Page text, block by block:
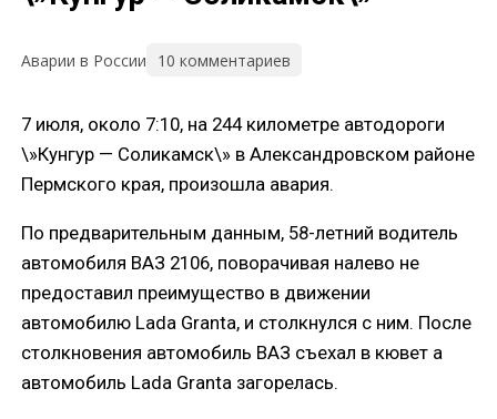
Аварии в России 10 комментариев
7 июля, около 7:10, на 244 километре автодороги
\»Кунгур — Соликамск\» в Александровском районе
Пермского края, произошла авария.
По предварительным данным, 58-летний водитель
автомобиля ВАЗ 2106, поворачивая налево не
предоставил преимущество в движении
автомобилю Lada Granta, и столкнулся с ним. После
столкновения автомобиль ВАЗ съехал в кювет а
автомобиль Lada Granta загорелась.